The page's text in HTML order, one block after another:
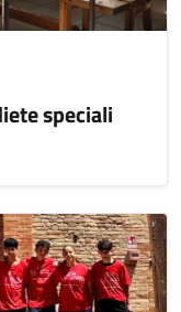
speciali